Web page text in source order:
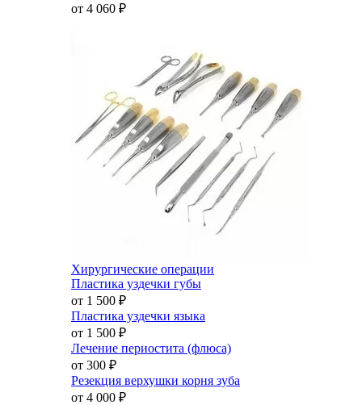
от 4 060 ₽
Хирургические операции
Пластика уздечки губы
от 1 500 ₽
Пластика уздечки языка
от 1 500 ₽
Лечение периостита (флюса)
от 300 ₽
Резекция верхушки корня зуба
от 4 000 ₽